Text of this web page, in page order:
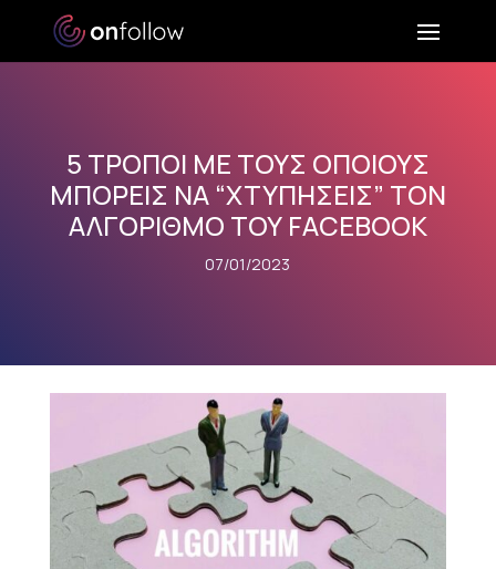
5 ΤΡΟΠΟΙ ΜΕ ΤΟΥΣ ΟΠΟΙΟΥΣ
ΜΠΟΡΕΙΣ ΝΑ “ΧΤΥΠΗΣΕΙΣ” ΤΟΝ
ΑΛΓΟΡΙΘΜΟ ΤΟΥ FACEBOOK
07/01/2023